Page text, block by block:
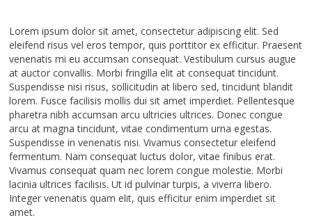
Lorem ipsum dolor sit amet, consectetur adipiscing elit. Sed
eleifend risus vel eros tempor, quis porttitor ex efficitur. Praesent
venenatis mi eu accumsan consequat. Vestibulum cursus augue
at auctor convallis. Morbi fringilla elit at consequat tincidunt.
Suspendisse nisi risus, sollicitudin at libero sed, tincidunt blandit
lorem. Fusce facilisis mollis dui sit amet imperdiet. Pellentesque
pharetra nibh accumsan arcu ultricies ultrices. Donec congue
arcu at magna tincidunt, vitae condimentum urna egestas.
Suspendisse in venenatis nisi. Vivamus consectetur eleifend
fermentum. Nam consequat luctus dolor, vitae finibus erat.
Vivamus consequat quam nec lorem congue molestie. Morbi
lacinia ultrices facilisis. Ut id pulvinar turpis, a viverra libero.
Integer venenatis quam elit, quis efficitur enim imperdiet sit
amet.